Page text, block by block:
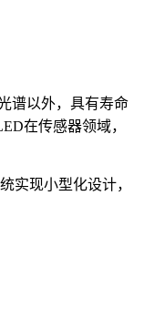
谱以外，具有寿命
在传感器领域，
实现小型化设计，